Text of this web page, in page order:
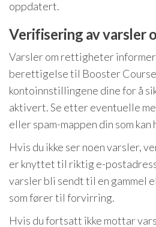
oppdatert.
Verifisering av varsler
Varsler om rettigheter
berettigelse til Booster Course
kontoinnstillingene dine for å
aktivert. Se etter eventuelle
eller spam-mappen din som
Hvis du ikke ser noen varsler,
er knyttet til riktig e-
varsler bli sendt til en gammel
som fører til forvirring.
Hvis du fortsatt ikke mottar